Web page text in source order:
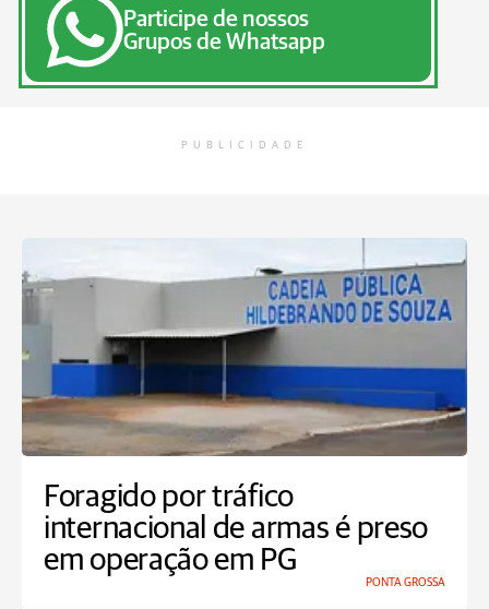
Participe de nossos
Grupos de Whatsapp
PUBLICIDADE
Foragido por tráfico
internacional de armas é preso
em operação em PG
PONTA GROSSA